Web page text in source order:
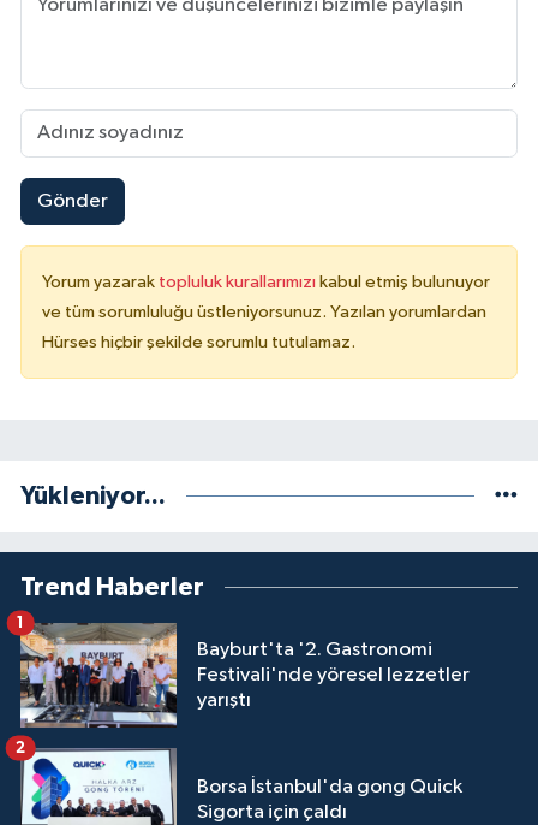
Gönder
Yorum yazarak topluluk kurallarımızı kabul etmiş bulunuyor
ve tüm sorumluluğu üstleniyorsunuz. Yazılan yorumlardan
Hürses hiçbir şekilde sorumlu tutulamaz.
Yükleniyor...
Trend Haberler
Bayburt'ta '2. Gastronomi
Festivali'nde yöresel lezzetler
yarıştı
1
Borsa İstanbul'da gong Quick
Sigorta için çaldı
2